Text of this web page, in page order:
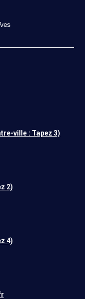
ville : Tapez 3)
2)
4)